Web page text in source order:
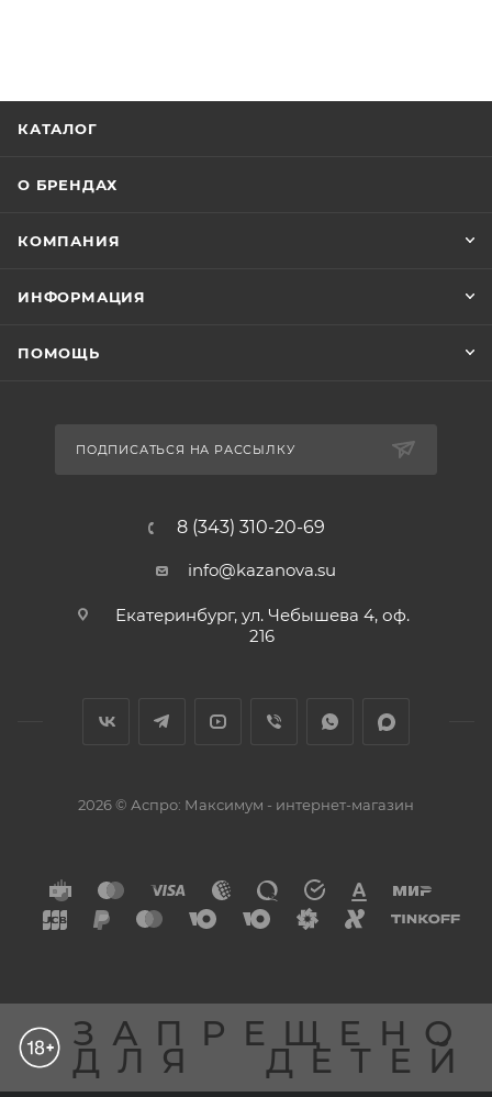
КАТАЛОГ
О БРЕНДАХ
КОМПАНИЯ
ИНФОРМАЦИЯ
ПОМОЩЬ
ПОДПИСАТЬСЯ НА РАССЫЛКУ
8 (343) 310-20-69
info@kazanova.su
Екатеринбург, ул. Чебышева 4, оф.
216
2026 © Аспро: Максимум - интернет-магазин
ЗАПРЕЩЕНО
ДЛЯ ДЕТЕЙ